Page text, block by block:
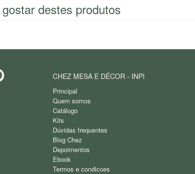
destes produtos
CHEZ MESA E DÉCOR - INPI
Principal
Quem somos
Catálogo
Kits
Dúvidas frequentes
Blog Chez
Depoimentos
Ebook
Termos e condicoes